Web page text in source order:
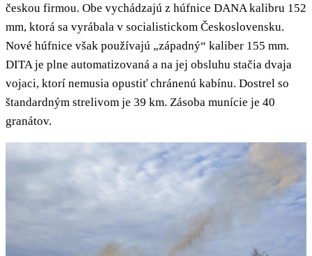
českou firmou. Obe vychádzajú z húfnice DANA kalibru 152
mm, ktorá sa vyrábala v socialistickom Československu.
Nové húfnice však používajú „západný“ kaliber 155 mm.
DITA je plne automatizovaná a na jej obsluhu stačia dvaja
vojaci, ktorí nemusia opustiť chránenú kabínu. Dostrel so
štandardným strelivom je 39 km. Zásoba munície je 40
granátov.